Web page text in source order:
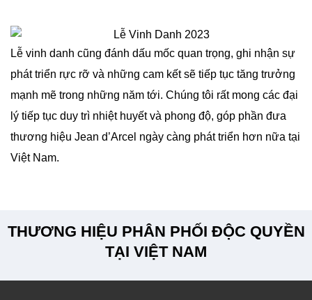
Lễ vinh danh cũng đánh dấu mốc quan trọng, ghi nhận sự
phát triển rực rỡ và những cam kết sẽ tiếp tục tăng trưởng
mạnh mẽ trong những năm tới. Chúng tôi rất mong các đại
lý tiếp tục duy trì nhiệt huyết và phong độ, góp phần đưa
thương hiệu Jean d’Arcel ngày càng phát triển hơn nữa tại
Việt Nam.
THƯƠNG HIỆU PHÂN PHỐI ĐỘC QUYỀN
TẠI VIỆT NAM